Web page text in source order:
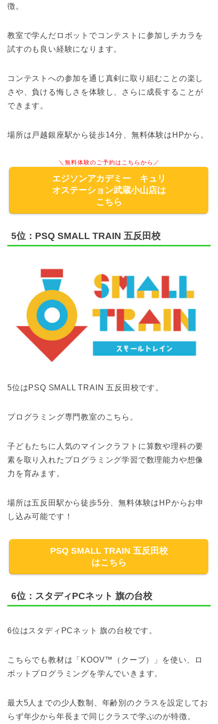
徴。
教室で学んだロボットでコンテストに参加しチカラを
試すのも良い経験になります。
コンテストへの参加を通じ真剣に取り組むことの楽し
さや、負ける悔しさを体験し、さらに成長することが
できます。
場所は戸越銀座駅から徒歩14分、無料体験はHPから。
＼無料体験のご予約はこちらから／
エジソンアカデミー キュリ
オステーション武蔵小山店は
こちら
5位：PSQ SMALL TRAIN 五反田校
5位はPSQ SMALL TRAIN 五反田校です。
プログラミング専門教室のこちら。
子どもたちに人気のマインクラフトに算数や理科の要
素を取り入れたプログラミング学習で数理能力や想像
力を育みます。
場所は五反田駅から徒歩5分、無料体験はHPからお申
し込み可能です！
PSQ SMALL TRAIN 五反田校
はこちら
6位：スタディPCネット 旗の台校
6位はスタディPCネット 旗の台校です。
こちらでも教材は「KOOV™（クーブ）」を使い、ロ
ボットプログラミングを学んでいきます。
最大5人までの少人数制、年齢別のクラスを設定してお
らず年少から年長まで同じクラスで学ぶのが特徴。